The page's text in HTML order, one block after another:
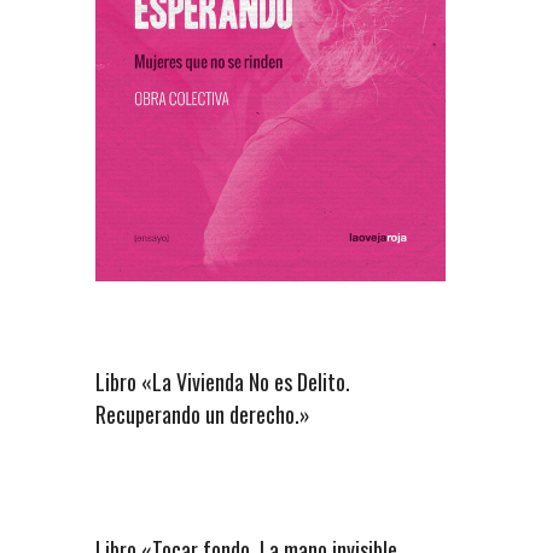
Libro «La Vivienda No es Delito.
Recuperando un derecho.»